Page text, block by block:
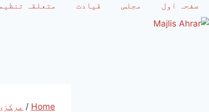
صفحہ اول مجلس قیادت متعلقہ
Home
/